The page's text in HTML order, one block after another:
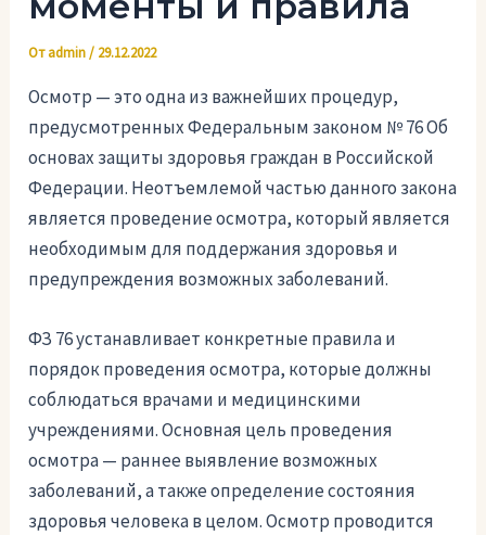
Отadmin/ 29.12.2022
Осмотр — это одна из важнейших процедур,
предусмотренных Федеральным законом № 76 Об
основах защиты здоровья граждан в Российской
Федерации. Неотъемлемой частью данного закона
является проведение осмотра, который является
необходимым для поддержания здоровья и
предупреждения возможных заболеваний.
ФЗ 76 устанавливает конкретные правила и
порядок проведения осмотра, которые должны
соблюдаться врачами и медицинскими
учреждениями. Основная цель проведения
осмотра — раннее выявление возможных
заболеваний, а также определение состояния
здоровья человека в целом. Осмотр проводится